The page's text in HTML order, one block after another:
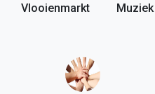
Vlooienmarkt Muziek